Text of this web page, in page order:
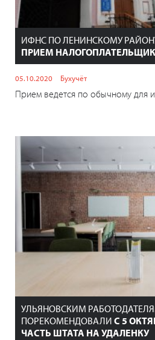
ИФНС ПО ЛЕНИНСКОМУ
ПРИЕМ
05.10.2020 Бухучёт
Прием ведется по обычному для
УЛЬЯНОВСКИМ
ПОРЕКОМЕНДОВАЛИ С 5
ЧАСТЬ ШТАТА НА УДАЛЕНКУ